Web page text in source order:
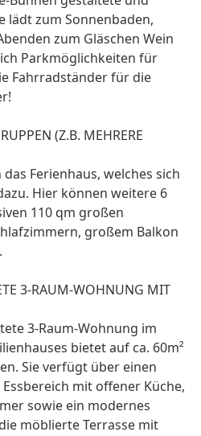
lädt zum Sonnenbaden,
zum Gläschen Wein
Parkmöglichkeiten für
Fahrradständer für die
(Z.B. MEHRERE
Ferienhaus, welches sich
Hier können weitere 6
110 qm großen
großem Balkon
3-RAUM-WOHNUNG MIT
3-Raum-Wohnung im
bietet auf ca. 60m²
Sie verfügt über einen
mit offener Küche,
sowie ein modernes
möblierte Terrasse mit